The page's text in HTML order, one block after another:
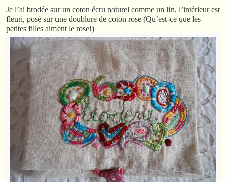
Je l’ai brodée sur un coton écru naturel comme un lin, l’intérieur est
fleuri, posé sur une doublure de coton rose (Qu’est-ce que les
petites filles aiment le rose!)